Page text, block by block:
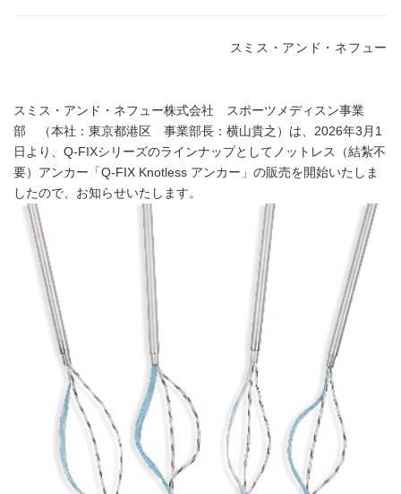
スミス・アンド・ネフュー
スミス・アンド・ネフュー株式会社 スポーツメディスン事業
部 （本社：東京都港区 事業部長：横山貴之）は、2026年3月1
日より、Q-FIXシリーズのラインナップとしてノットレス（結紮不
要）アンカー「Q-FIX Knotless アンカー」の販売を開始いたしま
したので、お知らせいたします。